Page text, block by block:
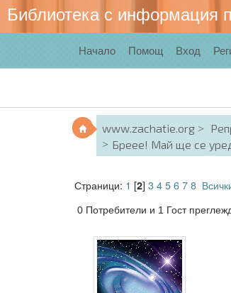
Библиотека с информация
Начало Помощ Вход
www.zachatie.org
Бреее! Май ще се
Страници: 1 [2] 345678
0 Потребители и 1 Гост